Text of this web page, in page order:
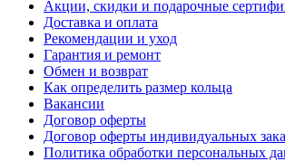
Акции, скидки и подарочные
Доставка и оплата
Рекомендации и уход
Гарантия и ремонт
Обмен и возврат
Как определить размер кольца
Вакансии
Договор оферты
Договор оферты индивидуальных
Политика обработки персональных